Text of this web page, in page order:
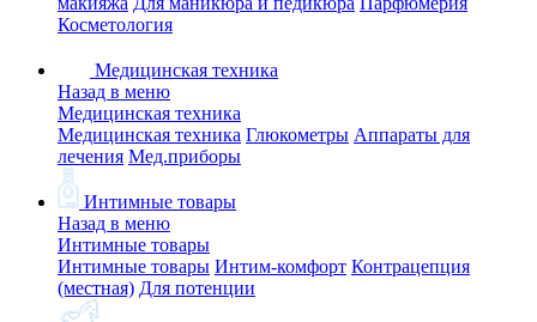
Косметология
Медицинская техника
Назад в меню
Медицинская техника
Медицинская техника Глюкометры Аппараты для
лечения Мед.приборы
Интимные товары
Назад в меню
Интимные товары
Интимные товары Интим-комфорт Контрацепция
(местная) Для потенции